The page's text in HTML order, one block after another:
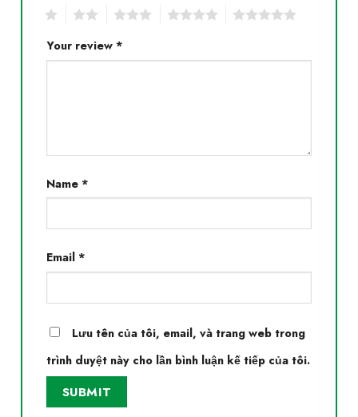
Your review *
Name *
Email *
Lưu tên của tôi, email, và trang web trong
trình duyệt này cho lần bình luận kế tiếp của tôi.